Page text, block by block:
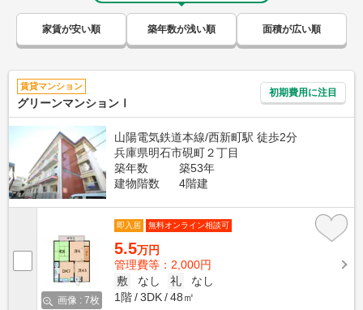
家賃が安い順 築年数が浅い順 面積が広い順
賃貸マンション
グリーンマンションⅠ
初期費用に注目
山陽電気鉄道本線/西新町駅 徒歩2分
兵庫県明石市硯町２丁目
築年数
築53年
建物階数
4階建
画像 : 7枚
即入居 無料オンライン相談可
5.5万円
管理費等：2,000円
敷
なし 礼
なし
1階
3DK 48㎡